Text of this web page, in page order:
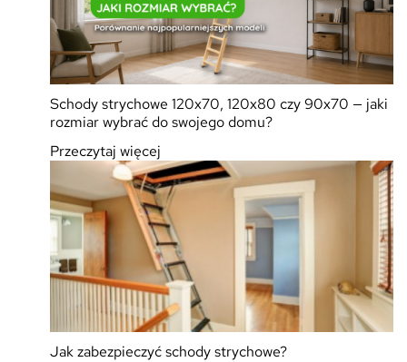
Schody strychowe 120x70, 120x80 czy 90x70 — jaki
rozmiar wybrać do swojego domu?
Przeczytaj więcej
Jak zabezpieczyć schody strychowe?